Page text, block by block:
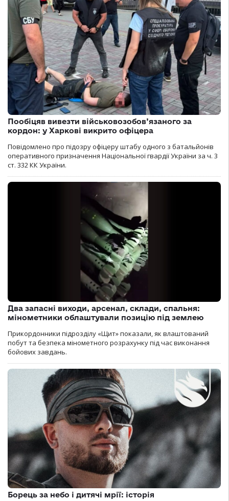
Пообіцяв вивезти військовозобов’язаного за
кордон: у Харкові викрито офіцера
Повідомлено про підозру офіцеру штабу одного з батальйонів
оперативного призначення Національної гвардії України за ч. 3
ст. 332 КК України.
Два запасні виходи, арсенал, склади, спальня:
мінометники облаштували позицію під землею
Прикордонники підрозділу «Щит» показали, як влаштований
побут та безпека мінометного розрахунку під час виконання
бойових завдань.
Борець за небо і дитячі мрії: історія